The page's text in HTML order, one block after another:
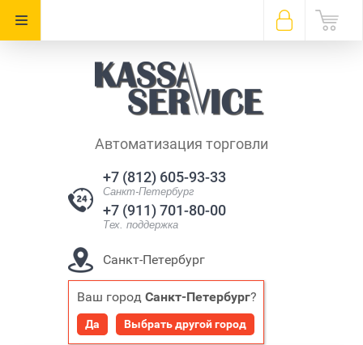
Автоматизация торговли
Санкт-Петербург
Ваш город Санкт-Петербург?
Да Выбрать другой город
Наш адрес:
пр-т Энгельса д. 111 к. 1
пр-т Просвещения д. 33 к. 1
+7 (812) 605-93-33
Санкт-Петербург
+7 (911) 701-80-00
Тех. поддержка